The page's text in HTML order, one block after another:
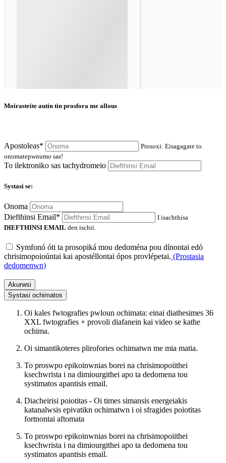
Moirasteite autin tin prosfora me allous
Apostoleas*
Prosoxi: Eisagagate to
onomatepwnumo sas!
To ilektroniko sas tachydromeio
Systasi se:
Onoma
Diefthinsi Email*
I isachthisa
DIEFTHINSI EMAIL den ischii.
Symfonó óti ta prosopiká mou dedoména pou dínontai edó
chrisimopoioúntai kai apostéllontai ópos provlépetai. (Prostasia
dedomenwn)
Akurwsi
Systasi ochimatos
Oi kales fwtografies pwloun ochimata: einai diathesimes 36
XXL fwtografies + provoli diafanein kai video se kathe
ochima.
Oi simantikoteres plirofories ochimatwn me mia matia.
To proswpo epikoinwnias borei na chrisimopoiithei
ksechwrista i na dimiourgithei apo ta dedomena tou
systimatos apantisis email.
Diacheirisi poiotitas - Oi times simansis energeiakis
katanalwsis epivatikn ochimatwn i oi sfragides poiotitas
fortnontai aftomata
To proswpo epikoinwnias borei na chrisimopoiithei
ksechwrista i na dimiourgithei apo ta dedomena tou
systimatos apantisis email.